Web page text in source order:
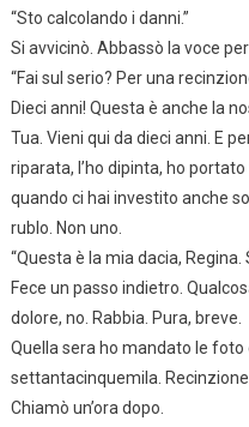
“Sto calcolando i danni.”
Si avvicinò. Abbassò la voce
“Fai sul serio? Per una
Dieci anni! Questa è anche la
Tua. Vieni qui da dieci anni. E
riparata, l’ho dipinta, ho
quando ci hai investito anche
rublo. Non uno.
“Questa è la mia dacia, Regina.
Fece un passo indietro.
dolore, no. Rabbia. Pura, breve.
Quella sera ho mandato le foto
settantacinquemila. Recinzione
Chiamò un’ora dopo.